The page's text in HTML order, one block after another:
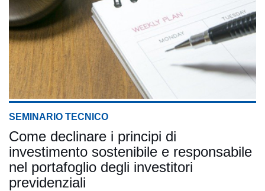
SEMINARIO TECNICO
Come declinare i principi di
investimento sostenibile e responsabile
nel portafoglio degli investitori
previdenziali